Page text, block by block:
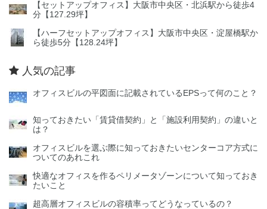
【セットアップオフィス】大阪市中央区・北浜駅から徒歩4
分【127.29坪】
【ハーフセットアップオフィス】大阪市中央区・淀屋橋駅か
ら徒歩5分【128.24坪】
人気の記事
オフィスビルの平図面に記載されているEPSって何のこと？
知っておきたい「賃貸借契約」と「施設利用契約」の違いと
は？
オフィスビルを選ぶ際に知っておきたいセンターコア方式に
ついてのあれこれ
快適なオフィスを作るペリメータゾーンについて知っておき
たいこと
超高層オフィスビルの容積率ってどうなっているの？